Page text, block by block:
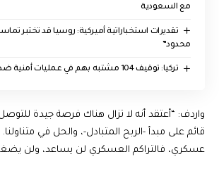
مع السعودية
تقديرات استخباراتية أميركية: روسيا قد تختبر
محدود”
تركيا: توقيف 104 مشتبه بهم في عمليات أمنية ضد “داعش”
واردف: “أعتقد أنه لا تزال هناك فرصة جيدة
قائم على مبدأ -الربح المتبادل-، والحل في متناولنا.
عسكري، فالتراكم العسكري لن يساعد، ولن